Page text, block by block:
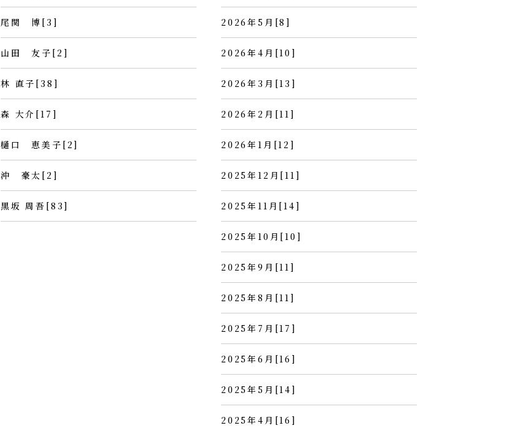
尾関 博[3]
山田 友子[2]
林 直子[38]
森 大介[17]
樋口 恵美子[2]
沖 豪太[2]
黒坂 周吾[83]
2026年5月[8]
2026年4月[10]
2026年3月[13]
2026年2月[11]
2026年1月[12]
2025年12月[11]
2025年11月[14]
2025年10月[10]
2025年9月[11]
2025年8月[11]
2025年7月[17]
2025年6月[16]
2025年5月[14]
2025年4月[16]